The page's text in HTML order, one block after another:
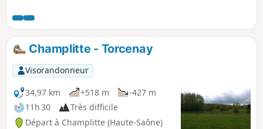
Champlitte - Torcenay
Visorandonneur
34,97 km
+518 m
-427 m
11h 30
Très difficile
Départ à Champlitte (Haute-Saône)